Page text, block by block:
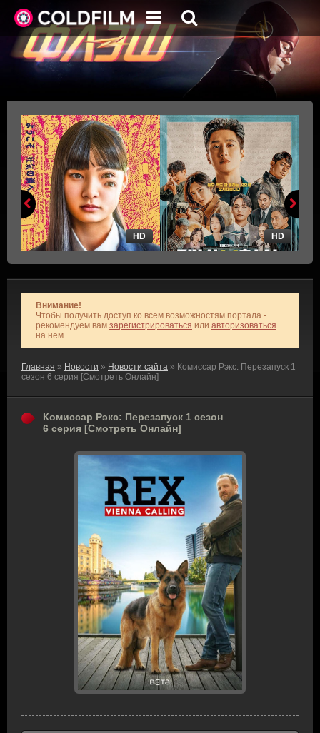
HD HD
Внимание!
Чтобы получить доступ ко всем возможностям портала -
рекомендуем вам зарегистрироваться или авторизоваться
на нем.
Главная » Новости » Новости сайта » Комиссар Рэкс: Перезапуск 1
сезон 6 серия [Смотреть Онлайн]
Комиссар Рэкс: Перезапуск 1 сезон
6 серия [Смотреть Онлайн]